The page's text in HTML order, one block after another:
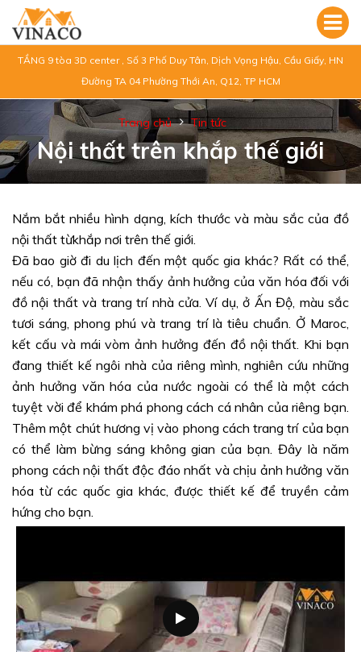
TẦNG 9 tòa 3D center , Số 3 Phố Duy Tân, Dịch Vọng Hậu, Cầu Giấy, HN
Đường TA 04 Phường Thới An, Q12, TP HCM
Trang chủ Tin tức
Nội thất trên khắp thế giới
Nắm bắt nhiều hình dạng, kích thước và màu sắc của đồ
nội thất từ​khắp nơi trên thế giới.
Đã bao giờ đi du lịch đến một quốc gia khác? Rất có thể,
nếu có, bạn đã nhận thấy ảnh hưởng của văn hóa đối với
đồ nội thất và trang trí nhà cửa. Ví dụ, ở Ấn Độ, màu sắc
tươi sáng, phong phú và trang trí là tiêu chuẩn. Ở Maroc,
kết cấu và mái vòm ảnh hưởng đến đồ nội thất. Khi bạn
đang thiết kế ngôi nhà của riêng mình, nghiên cứu những
ảnh hưởng văn hóa của nước ngoài có thể là một cách
tuyệt vời để khám phá phong cách cá nhân của riêng bạn.
Thêm một chút hương vị vào phong cách trang trí của bạn
có thể làm bừng sáng không gian của bạn. Đây là năm
phong cách nội thất độc đáo nhất và chịu ảnh hưởng văn
hóa từ các quốc gia khác, được thiết kế để truyền cảm
hứng cho bạn.